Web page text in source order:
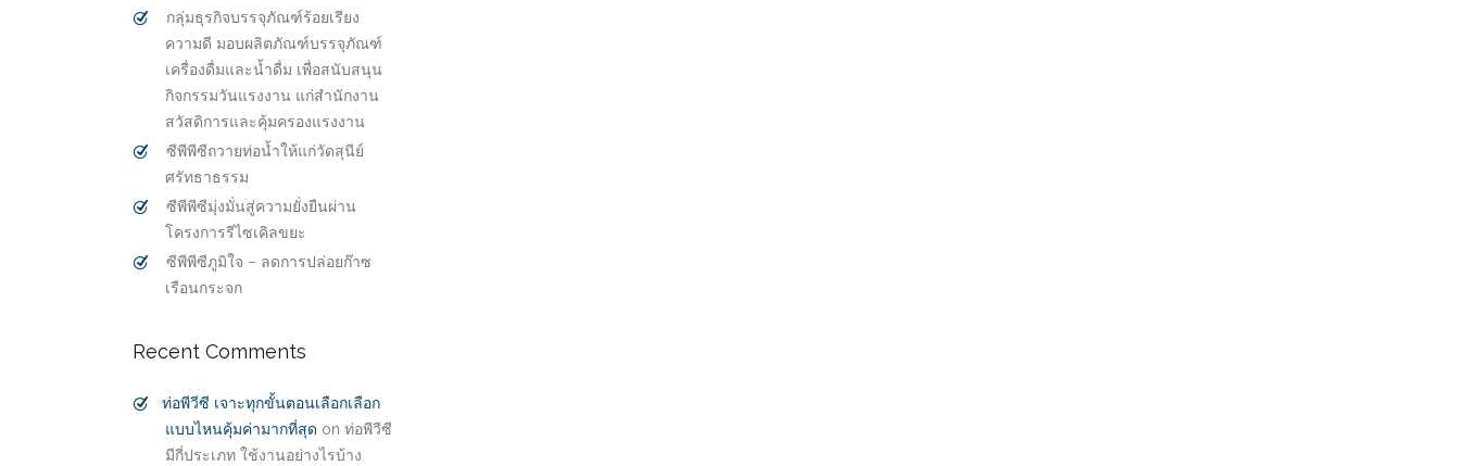
กลุ่มธุรกิจบรรจุภัณฑ์ร้อยเรียง
ความดี มอบผลิตภัณฑ์บรรจุภัณฑ์
เครื่องดื่มและน้ำดื่ม เพื่อสนับสนุน
กิจกรรมวันแรงงาน แก่สำนักงาน
สวัสดิการและคุ้มครองแรงงาน
ซีพีพีซีถวายท่อน้ำให้แก่วัดสุนีย์
ศรัทธาธรรม
ซีพีพีซีมุ่งมั่นสู่ความยั่งยืนผ่าน
โครงการรีไซเคิลขยะ
ซีพีพีซีภูมิใจ – ลดการปล่อยก๊าซ
เรือนกระจก
Recent Comments
ท่อพีวีซี เจาะทุกขั้นตอนเลือกเลือก
แบบไหนคุ้มค่ามากที่สุด on ท่อพีวีซี
มีกี่ประเภท ใช้งานอย่างไรบ้าง